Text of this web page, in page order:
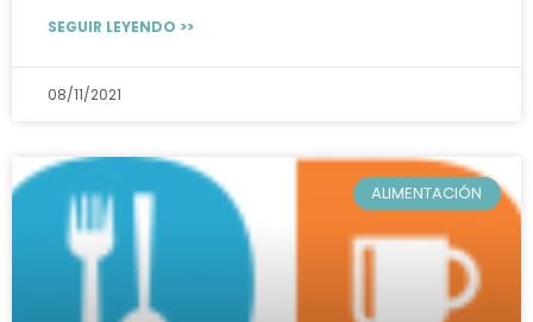
SEGUIR LEYENDO >>
08/11/2021
ALIMENTACIÓN